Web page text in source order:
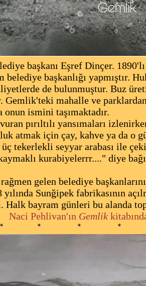
Eşref Dinçer. 1890'lı
belediye başkanlığı yapmıştır.
de bulunmuştur. Buz
Gemlik'teki mahalle ve
ismini taşımaktadır.
pırıltılı yansımaları
atmak için çay, kahve ya da
üç tekerlekli seyyar arabası ile
kurabiyelerrr...." diye
gelen belediye
Sunğipek fabrikasının
Halk bayram günleri bu alanda
Gemlik
* *